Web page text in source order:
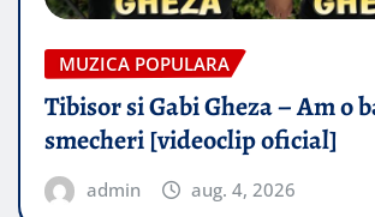
MUZICA POPULARA
Tibisor si Gabi Gheza – Am o
smecheri [videoclip oficial]
admin aug. 4, 2026